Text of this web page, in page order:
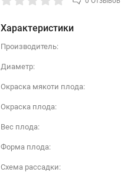
Характеристики
Производитель:
Диаметр:
Окраска мякоти плода:
Окраска плода:
Вес плода:
Форма плода:
Схема рассадки: